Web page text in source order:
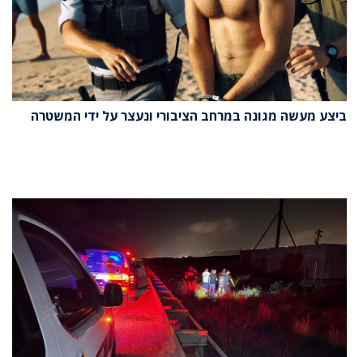
ביצע מעשה מגונה במרחב הציבורי ונעצר על ידי המשטרה